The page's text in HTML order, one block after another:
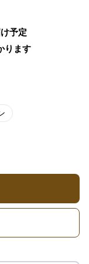
予定
ります